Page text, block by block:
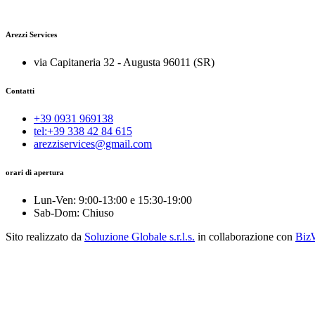
Arezzi Services
via Capitaneria 32 - Augusta 96011 (SR)
Contatti
+39 0931 969138
tel:+39 338 42 84 615
arezziservices@gmail.com
orari di apertura
Lun-Ven: 9:00-13:00 e 15:30-19:00
Sab-Dom: Chiuso
Sito realizzato da Soluzione Globale s.r.l.s. in collaborazione con